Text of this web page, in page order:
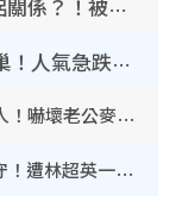
葉蒨文拍拖一周年親自否認情侶關係？！被質疑感情造假竟稱GM「普通同事」
30歲男藝人低調宣布已秘密離巢！人氣急跌變失蹤人口︰「這幾年過得並不容易」
簡淑兒染金毛剪短頭髮氣質判若兩人！嚇壞老公麥大力都認唔出：「你做咩事？」
TVB新聞主播陳嘉欣鏡頭前罕有失守！遭林超英一句說話突襲嚇親當場大笑